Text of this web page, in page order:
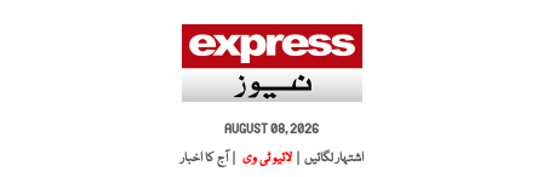
AUGUST 08, 2026
اشتہار لگائیں |
لائیو ٹی وی | آج کا اخبار